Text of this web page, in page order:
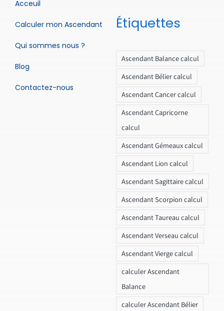
Acceuil
Calculer mon Ascendant
Qui sommes nous ?
Blog
Contactez-nous
Étiquettes
Ascendant Balance calcul
Ascendant Bélier calcul
Ascendant Cancer calcul
Ascendant Capricorne
calcul
Ascendant Gémeaux calcul
Ascendant Lion calcul
Ascendant Sagittaire calcul
Ascendant Scorpion calcul
Ascendant Taureau calcul
Ascendant Verseau calcul
Ascendant Vierge calcul
calculer Ascendant
Balance
calculer Ascendant Bélier